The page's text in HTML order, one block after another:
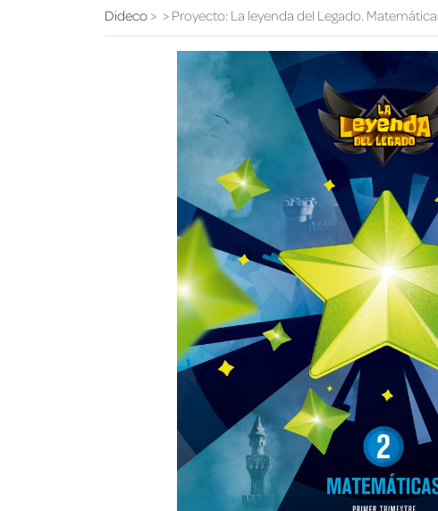
Dideco Proyecto: La leyenda del Legado.